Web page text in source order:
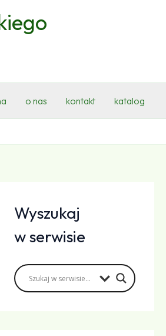
o nas kontakt katalog
Wyszukaj
w serwisie